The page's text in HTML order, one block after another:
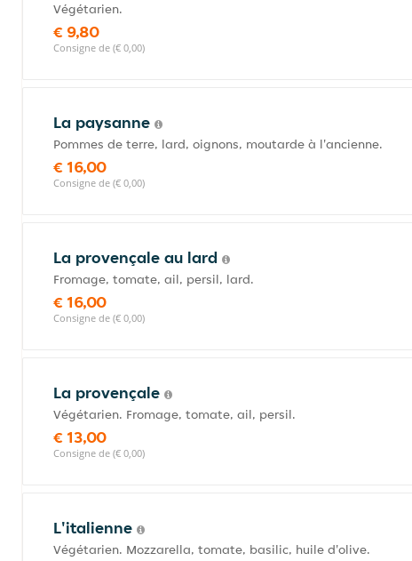
Végétarien.
€ 9,80
Consigne de (€ 0,00)
La paysanne
Pommes de terre, lard, oignons, moutarde à l'ancienne.
€ 16,00
Consigne de (€ 0,00)
La provençale au lard
Fromage, tomate, ail, persil, lard.
€ 16,00
Consigne de (€ 0,00)
La provençale
Végétarien. Fromage, tomate, ail, persil.
€ 13,00
Consigne de (€ 0,00)
L'italienne
Végétarien. Mozzarella, tomate, basilic, huile d'olive.